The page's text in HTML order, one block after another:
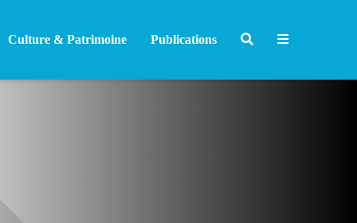
Culture & Patrimoine Publications